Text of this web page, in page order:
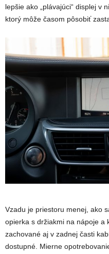
lepšie ako „plávajúci“ displej v
ktorý môže časom pôsobiť
Vzadu je priestoru menej, ako
opierka s držiakmi na nápoje a
zachované aj v zadnej časti
dostupné. Mierne